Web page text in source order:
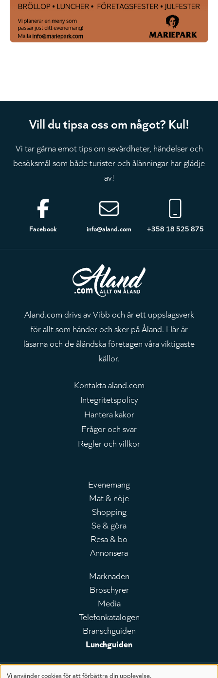
Vill du tipsa oss om något? Kul!
Vi tar gärna emot tips om sevärdheter, händelser och
besöksmål som både turister och ålänningar har glädje
av!
Sidfot
Facebook info@aland.com +358 18 525 875
Aland.com drivs av Vibb och är ett uppslagsverk
för allt som händer och sker på Åland. Här är
läsarna och de åländska företagen våra viktigaste
källor.
Kontakta aland.com
Integritetspolicy
Hantera kakor
Frågor och svar
Regler och villkor
Huvudmeny
Evenemang
Mat & nöje
Shopping
Se & göra
Resa & bo
Annonsera
Leaderboard
Marknaden
Broschyrer
Media
Telefonkatalogen
Branschguiden
Lunchguiden
Vi använder cookies för att förbättra din upplevelse.